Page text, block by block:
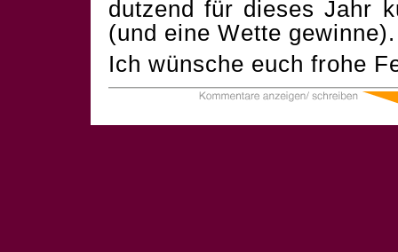
dutzend für dieses Jahr
(und eine Wette
Ich wünsche euch frohe